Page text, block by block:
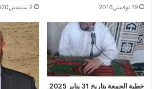
19 نوفمبر,2016 2 سبتمبر,2020
خطبة الجمعة بتاريخ 31 يناير 2025